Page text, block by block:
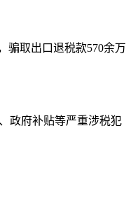
骗取出口退税款570余万
政府补贴等严重涉税犯